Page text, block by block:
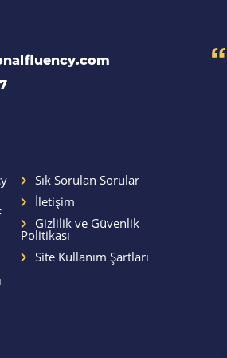
Sık Sorulan Sorular
İletişim
Gizlilik ve Güvenlik
Politikası
Site Kullanım Şartları